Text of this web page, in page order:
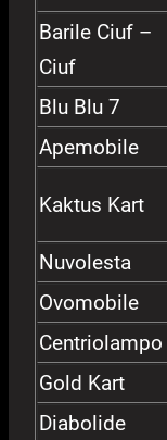
Barile Ciuf –
Ciuf
Blu Blu 7
Apemobile
Kaktus Kart
Nuvolesta
Ovomobile
Centriolampo
Gold Kart
Diabolide